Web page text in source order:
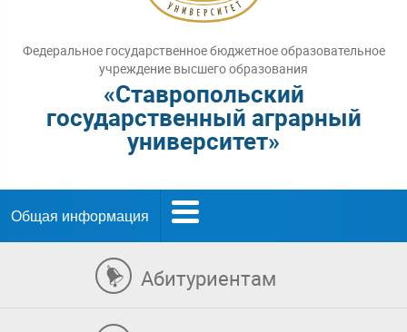
Федеральное государственное бюджетное образовательное
учреждение высшего образования
«Ставропольский
государственный аграрный
университет»
Общая информация
Абитуриентам